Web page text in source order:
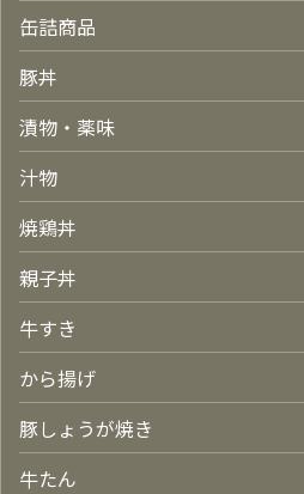
缶詰商品
豚丼
漬物・薬味
汁物
焼鶏丼
親子丼
牛すき
から揚げ
豚しょうが焼き
牛たん